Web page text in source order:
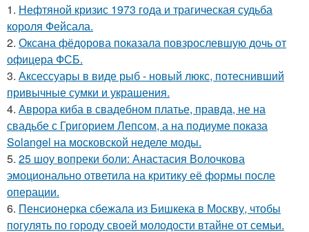
1. Нефтяной кризис 1973 года и трагическая судьба
короля Фейсала.
2. Оксана фёдорова показала повзрослевшую дочь от
офицера ФСБ.
3. Аксессуары в виде рыб - новый люкс, потеснивший
привычные сумки и украшения.
4. Аврора киба в свадебном платье, правда, не на
свадьбе с Григорием Лепсом, а на подиуме показа
Solangel на московской неделе моды.
5. 25 шоу вопреки боли: Анастасия Волочкова
эмоционально ответила на критику её формы после
операции.
6. Пенсионерка сбежала из Бишкека в Москву, чтобы
погулять по городу своей молодости втайне от семьи.